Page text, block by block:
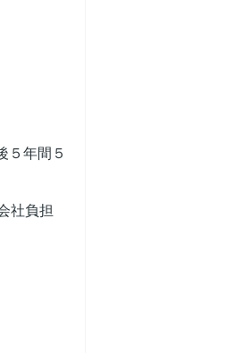
５年間５
社負担